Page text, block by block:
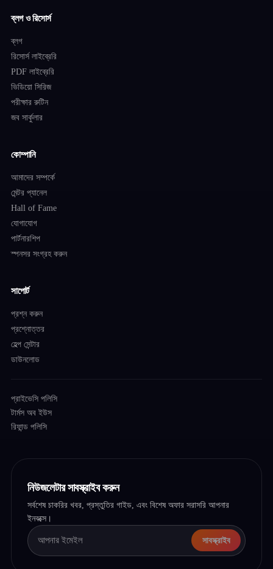
ব্লগ ও রিসোর্স
ব্লগ
রিসোর্স লাইব্রেরি
PDF লাইব্রেরি
ভিডিয়ো সিরিজ
পরীক্ষার রুটিন
জব সার্কুলার
কোম্পানি
আমাদের সম্পর্কে
মেন্টর প্যানেল
Hall of Fame
যোগাযোগ
পার্টনারশিপ
স্পনসর সংগ্রহ করুন
সাপোর্ট
প্রশ্ন করুন
প্রশ্নোত্তর
হেল্প সেন্টার
ডাউনলোড
প্রাইভেসি পলিসি
টার্মস অব ইউস
রিফান্ড পলিসি
নিউজলেটার সাবস্ক্রাইব করুন
সর্বশেষ চাকরির খবর, প্রস্তুতির গাইড, এবং বিশেষ অফার সরাসরি আপনার
ইনবক্সে।
সাবস্ক্রাইব